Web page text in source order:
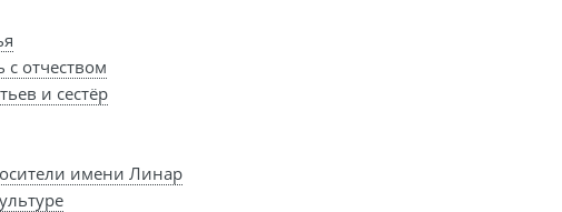
с отчеством
и сестёр
имени Линар